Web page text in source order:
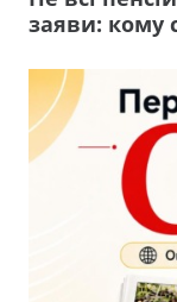
заяви: кому